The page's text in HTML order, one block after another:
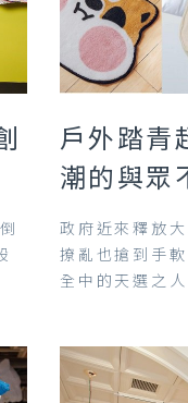
戶外踏青
潮的與眾
政府近來釋放
撩亂也搶到手
全中的天選之